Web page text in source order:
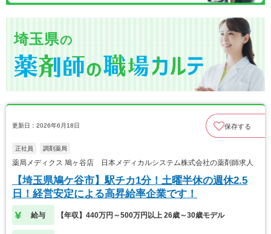
埼玉県の
更新日：2026年6月18日 保存する
正社員 調剤薬局
薬局メディクス 鳩ヶ谷店 日本メディカルシステム株式会社の薬剤師求人
【埼玉県鳩ケ谷市】駅チカ1分！土曜半休の週休2.5
日！経営安定による高昇給率企業です！
給与 【年収】440万円～500万円以上 26歳～30歳モデル